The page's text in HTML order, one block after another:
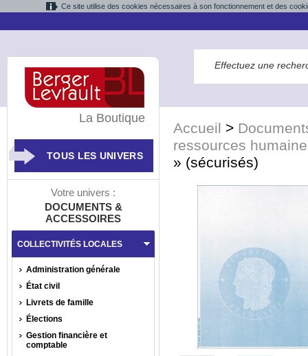
Ce site utilise des cookies nécessaires à son fonctionnement et des
Accueil >
ressources
» (sécurisés)
La Boutique
TOUS LES UNIVERS
Votre univers :
DOCUMENTS &
ACCESSOIRES
COLLECTIVITÉS LOCALES
Administration générale
État civil
Livrets de famille
Élections
Gestion financière et
comptable